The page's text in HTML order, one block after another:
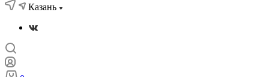
Казань